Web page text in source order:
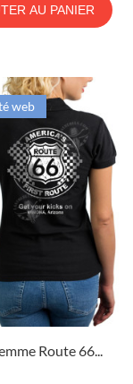
AU PANIER
Route 66...
web